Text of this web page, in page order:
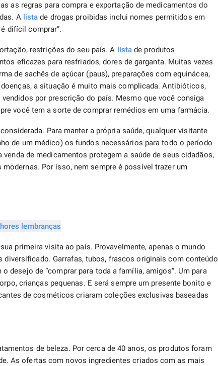
as regras para compra e exportação de medicamentos do
A lista de drogas proibidas inclui nomes permitidos em
difícil comprar”.
restrições do seu país. A lista de produtos
eficazes para resfriados, dores de garganta. Muitas vezes
de sachês de açúcar (paus), preparações com equinácea,
a situação é muito mais complicada. Antibióticos,
por prescrição do país. Mesmo que você consiga
você tem a sorte de comprar remédios em uma farmácia.
Para manter a própria saúde, qualquer visitante
de um médico) os fundos necessários para todo o período
venda de medicamentos protegem a saúde de seus cidadãos,
Por isso, nem sempre é possível trazer um
primeira visita ao país. Provavelmente, apenas o mundo
diversificado. Garrafas, tubos, frascos originais com conteúdo
desejo de “comprar para toda a família, amigos”. Um para
crianças pequenas. E será sempre um presente bonito e
de cosméticos criaram coleções exclusivas baseadas
de beleza. Por cerca de 40 anos, os produtos foram
As ofertas com novos ingredientes criados com as mais